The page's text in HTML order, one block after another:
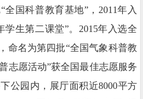
国科普教育基地”，2011年入
生第二课堂”。2015年入选全
命名为第四批“全国气象科普教
志愿活动”获全国最佳志愿服务
公园内，展厅面积近8000平方